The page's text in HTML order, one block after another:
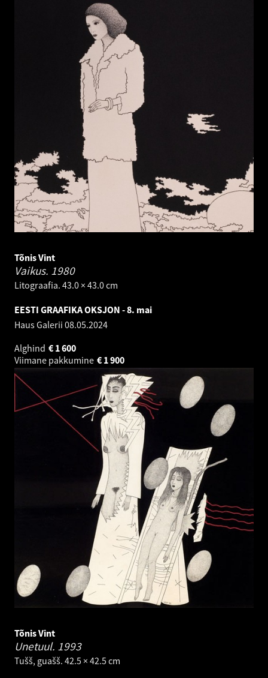
Tõnis Vint
Vaikus. 1980
Litograafia. 43.0 × 43.0 cm
EESTI GRAAFIKA OKSJON - 8. mai
Haus Galerii 08.05.2024
Alghind
1 600
€
Viimane pakkumine
1 900
€
Tõnis Vint
Unetuul. 1993
Tušš, guašš. 42.5 × 42.5 cm